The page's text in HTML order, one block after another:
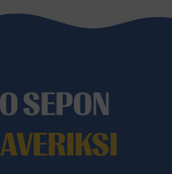
SEPON